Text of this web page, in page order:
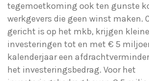
tegemoetkoming ook ten gunste
werkgevers die geen winst maken.
gericht is op het mkb, krijgen
investeringen tot en met € 5
kalenderjaar een
het investeringsbedrag. Voor het